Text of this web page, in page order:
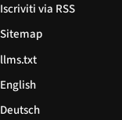
Iscriviti via RSS
Sitemap
llms.txt
English
Deutsch